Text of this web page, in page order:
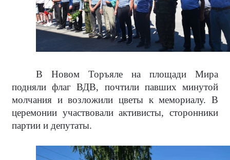
В Новом Торъяле на площади Мира
подняли флаг ВДВ, почтили павших минутой
молчания и возложили цветы к мемориалу. В
церемонии участвовали активисты, сторонники
партии и депутаты.